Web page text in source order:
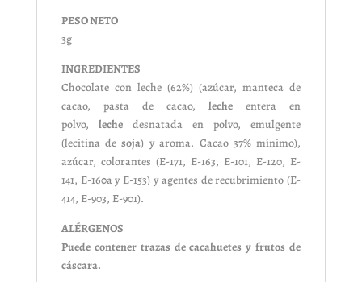
PESO NETO
3g
INGREDIENTES
Chocolate con leche (62%) (azúcar, manteca de
cacao, pasta de cacao,leche entera en
polvo, lechedesnatada en polvo, emulgente
(lecitina desoja) y aroma. Cacao 37% mínimo),
azúcar, colorantes (E-171, E-163, E-101, E-120, E-
141, E-160a y E-153) y agentes de recubrimiento (E-
414, E-903, E-901).
ALÉRGENOS
Puede contener trazas de cacahuetes y frutos de
cáscara.